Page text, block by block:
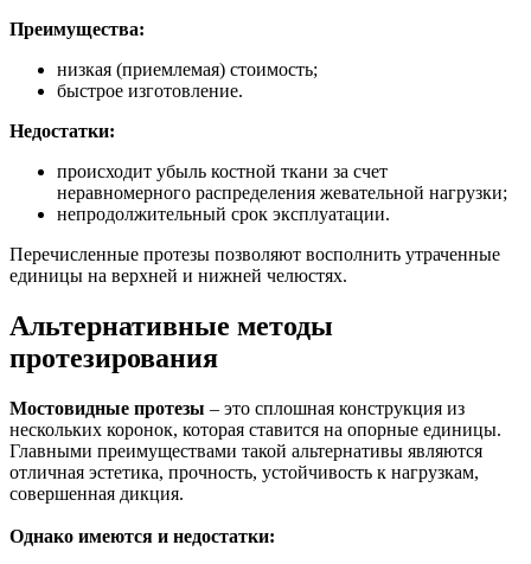
Преимущества:
низкая (приемлемая) стоимость;
быстрое изготовление.
Недостатки:
происходит убыль костной ткани за счет
неравномерного распределения жевательной нагрузки;
непродолжительный срок эксплуатации.
Перечисленные протезы позволяют восполнить утраченные
единицы на верхней и нижней челюстях.
Альтернативные методы
протезирования
Мостовидные протезы – это сплошная конструкция из
нескольких коронок, которая ставится на опорные единицы.
Главными преимуществами такой альтернативы являются
отличная эстетика, прочность, устойчивость к нагрузкам,
совершенная дикция.
Однако имеются и недостатки: